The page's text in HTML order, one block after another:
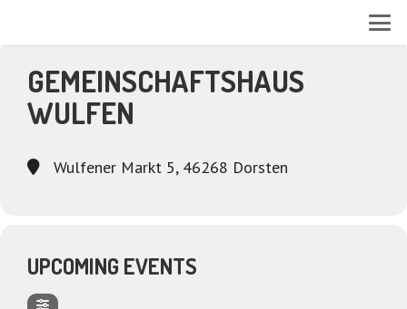
GEMEINSCHAFTSHAUS
WULFEN
Wulfener Markt 5, 46268 Dorsten
UPCOMING EVENTS